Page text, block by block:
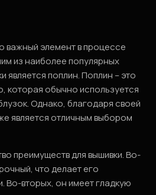
важный элемент в процессе
из наиболее популярных
является поплин. Поплин – это
которая обычно используется
Однако, благодаря своей
является отличным выбором
преимуществ для вышивки. Во-
что делает его
Во-вторых, он имеет гладкую